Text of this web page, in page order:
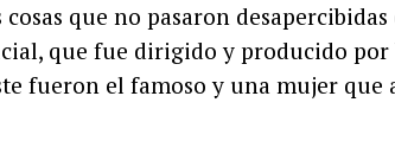
que no pasaron desapercibidas
que fue dirigido y producido por
fueron el famoso y una mujer que